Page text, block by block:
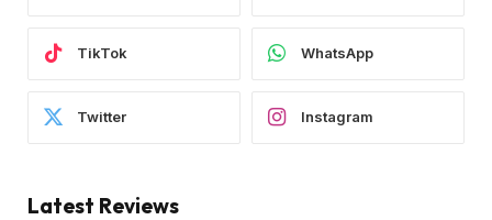
TikTok WhatsApp
Twitter Instagram
Latest Reviews